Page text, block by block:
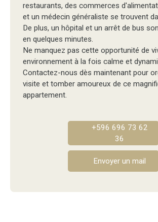
restaurants, des commerces
et un médecin généraliste se trouvent
De plus, un hôpital et un arrêt de bus
en quelques minutes.
Ne manquez pas cette opportunité de
environnement à la fois calme et
Contactez-nous dès maintenant pour
visite et tomber amoureux de ce
appartement.
+596 696 73 62
36
Envoyer un mail